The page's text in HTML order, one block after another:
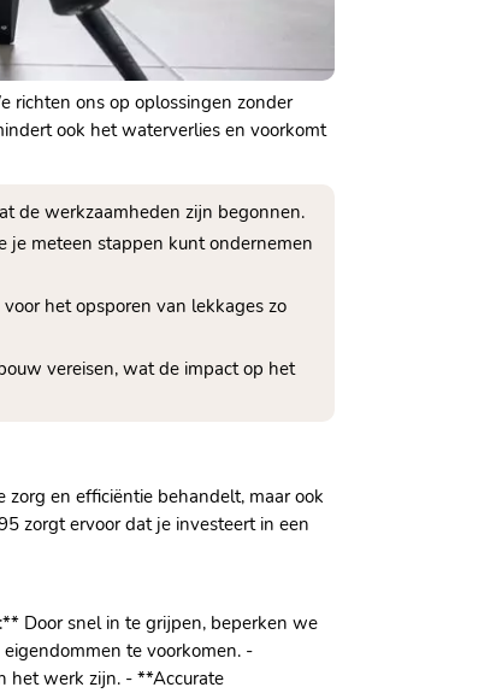
richten ons op oplossingen zonder
ook het waterverlies en voorkomt
de werkzaamheden zijn begonnen.
je meteen stappen kunt ondernemen
het opsporen van lekkages zo
vereisen, wat de impact op het
en efficiëntie behandelt, maar ook
zorgt ervoor dat je investeert in een
Door snel in te grijpen, beperken we
te voorkomen. -
het werk zijn. - **Accurate